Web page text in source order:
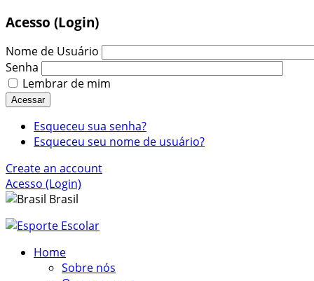
Acesso (Login)
Nome de Usuário
Senha
Lembrar de mim
Acessar
Esqueceu sua senha?
Esqueceu seu nome de usuário?
Create an account
Acesso (Login)
Brasil
Home
Sobre nós